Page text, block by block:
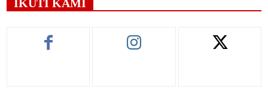
IKUTI KAMI